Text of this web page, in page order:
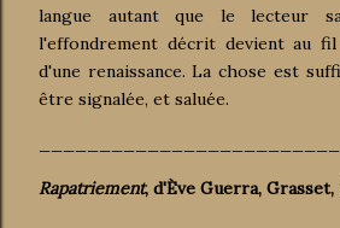
langue autant que le lecteur
l'effondrement décrit devient au
d'une renaissance. La chose est
être signalée, et saluée.
Rapatriement, d'Ève Guerra, Grasset,